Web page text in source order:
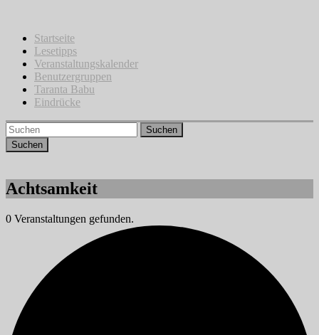
springenStartseite
Lesetipps
Veranstaltungskalender
Benutzergruppen
Taranta Babu
Eindrücke
Suchen
Achtsamkeit
0 Veranstaltungen gefunden.